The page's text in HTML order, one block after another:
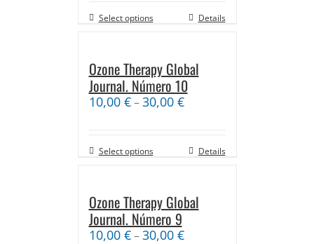
Select options Details
Ozone Therapy Global
Journal. Número 10
10,00 €–30,00 €
Select options Details
Ozone Therapy Global
Journal. Número 9
10,00 €–30,00 €